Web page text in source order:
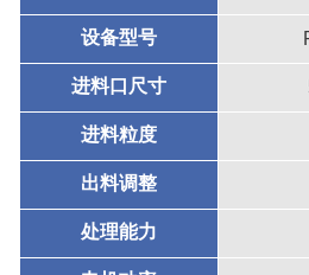
设备型号
进料口尺寸
进料粒度
出料调整
处理能力